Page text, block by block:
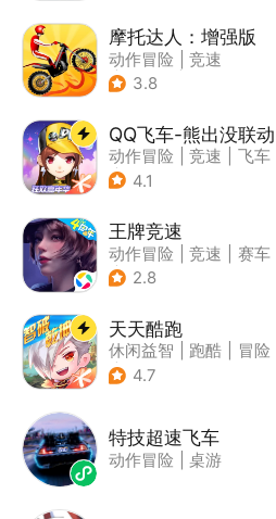
摩托达人：增强版
动作冒险
竞速
| 摩托车
3.8
QQ飞车-熊出没联动
动作冒险 竞速
飞车
| 漂移
4.1
王牌竞速
动作冒险 竞速
赛车
| 漂移
2.8
天天酷跑
休闲益智 跑酷
冒险
| 萌系
4.7
特技超速飞车
动作冒险 桌游